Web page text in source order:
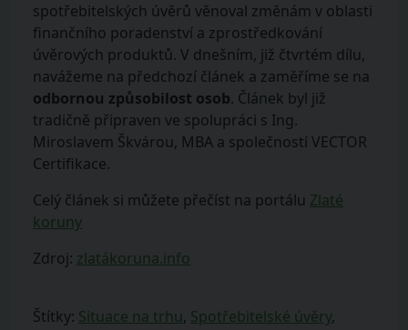
spotřebitelských úvěrů věnoval změnám v oblasti
finančního poradenství a zprostředkování
úvěrových produktů. V dnešním, již čtvrtém dílu,
navážeme na předchozí článek a zaměříme se na
odbornou způsobilost osob. Článek byl již
tradičně připraven ve spolupráci s Ing.
Miroslavem Škvárou, MBA a společností VECTOR
Certifikace.
Celý článek si můžete přečíst na portálu Zlaté
koruny
Zdroj: zlatákoruna.info
Štítky: Situace na trhu, Spotřebitelské úvěry,